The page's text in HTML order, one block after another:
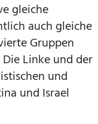
gleiche
auch gleiche
Gruppen
Linke und der
und
und Israel